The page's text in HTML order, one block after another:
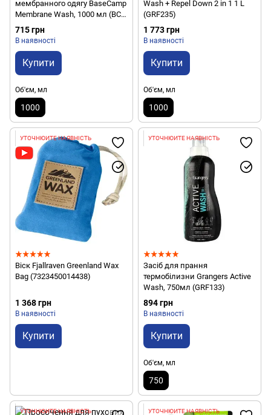
мембранного одягу BaseCamp
Membrane Wash, 1000 мл (BCP
40202)
715 грн
В наявності
Купити
Об'єм, мл
1000
Wash + Repel Down 2 in 1 1 L
(GRF235)
1 773 грн
В наявності
Купити
Об'єм, мл
1000
УТОЧНЮЙТЕ НАЯВНІСТЬ
Віск Fjallraven Greenland Wax
Bag (7323450014438)
1 368 грн
В наявності
Купити
УТОЧНЮЙТЕ НАЯВНІСТЬ
Засіб для прання
термобілизни Grangers Active
Wash, 750мл (GRF133)
894 грн
В наявності
Купити
Об'єм, мл
750
УТОЧНЮЙТЕ НАЯВНІСТЬ УТОЧНЮЙТЕ НАЯВНІСТЬ